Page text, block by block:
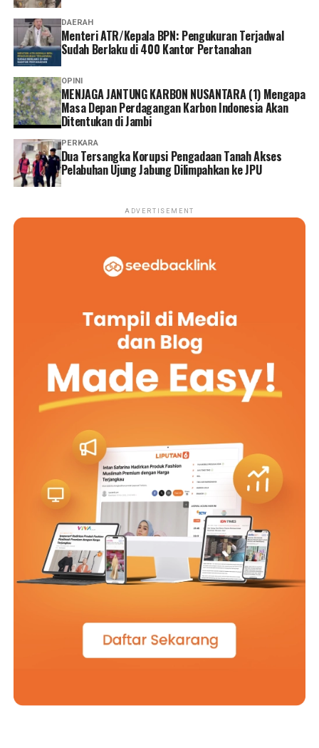
DAERAH
Menteri ATR/Kepala BPN: Pengukuran Terjadwal
Sudah Berlaku di 400 Kantor Pertanahan
OPINI
MENJAGA JANTUNG KARBON NUSANTARA (1) Mengapa
Masa Depan Perdagangan Karbon Indonesia Akan
Ditentukan di Jambi
PERKARA
Dua Tersangka Korupsi Pengadaan Tanah Akses
Pelabuhan Ujung Jabung Dilimpahkan ke JPU
ADVERTISEMENT